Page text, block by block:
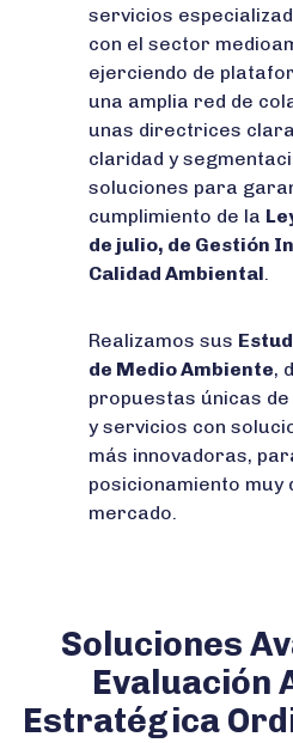
servicios
con el sector
ejerciendo de
una amplia red de
unas directrices
claridad y
soluciones para
cumplimiento de la
de julio, de Gestión
Calidad Ambiental.
Realizamos sus
de Medio Ambiente,
propuestas únicas
y servicios con
más innovadoras,
posicionamiento muy
mercado.
Soluciones
Evaluación
Estratégica